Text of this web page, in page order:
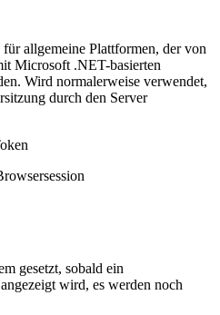
für allgemeine Plattformen, der von
Microsoft .NET-basierten
Wird normalerweise verwendet,
durch den Server
gesetzt, sobald ein
wird, es werden noch